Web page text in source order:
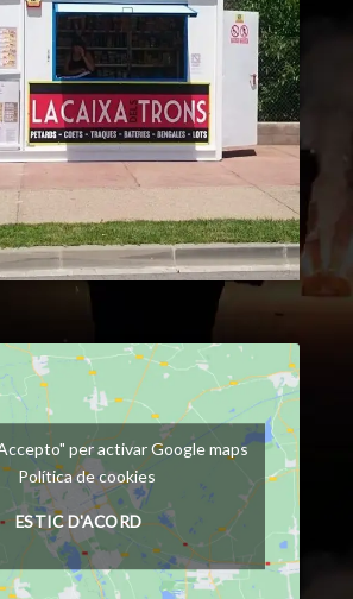
per activar Google maps
Política de cookies
ESTIC D'ACORD